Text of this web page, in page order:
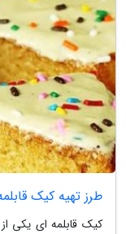
طرز تهیه کیک
کیک قابلمه ای یکی